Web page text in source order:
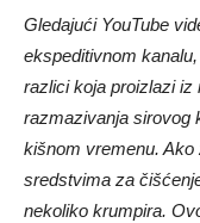
Gledajući YouTube
ekspeditivnom
razlici koja proizlazi iz
razmazivanja sirovog
kišnom vremenu. Ako
sredstvima za
nekoliko krumpira.